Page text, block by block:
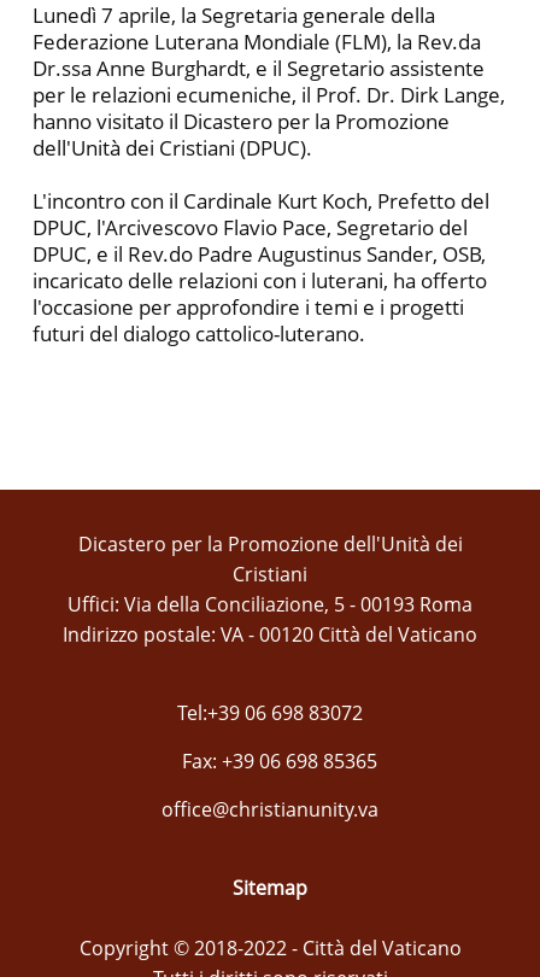
Lunedì 7 aprile, la Segretaria generale della
Federazione Luterana Mondiale (FLM), la Rev.da
Dr.ssa Anne Burghardt, e il Segretario assistente
per le relazioni ecumeniche, il Prof. Dr. Dirk Lange,
hanno visitato il Dicastero per la Promozione
dell'Unità dei Cristiani (DPUC).
L'incontro con il Cardinale Kurt Koch, Prefetto del
DPUC, l'Arcivescovo Flavio Pace, Segretario del
DPUC, e il Rev.do Padre Augustinus Sander, OSB,
incaricato delle relazioni con i luterani, ha offerto
l'occasione per approfondire i temi e i progetti
futuri del dialogo cattolico-luterano.
Dicastero per la Promozione dell'Unità dei
Cristiani
Uffici: Via della Conciliazione, 5 - 00193 Roma
Indirizzo postale: VA - 00120 Città del Vaticano
Tel:+39 06 698 83072
Fax: +39 06 698 85365
office@christianunity.va
Sitemap
Copyright © 2018-2022 - Città del Vaticano